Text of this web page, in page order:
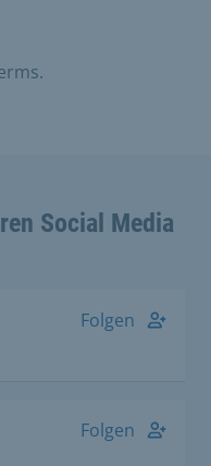
Social Media
Folgen
Folgen